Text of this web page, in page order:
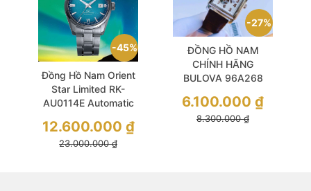
45%
Đồng Hồ Nam Orient
Star Limited RK-
AU0114E Automatic
2026
23.000.000₫
12.600.000 ₫
27%
ĐỒNG HỒ NAM
CHÍNH HÃNG
BULOVA 96A268
Open Heart Brown
Leather
8.300.000₫
6.100.000 ₫